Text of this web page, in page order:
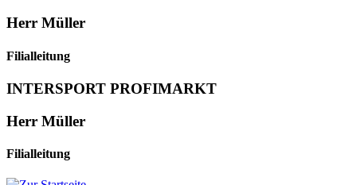
Herr Müller
Filialleitung
INTERSPORT PROFIMARKT
Herr Müller
Filialleitung